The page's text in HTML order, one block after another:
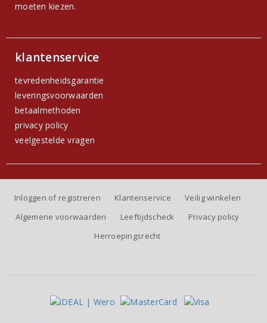
moeten kiezen.
klantenservice
tevredenheidsgarantie
leveringsvoorwaarden
betaalmethoden
privacy policy
veelgestelde vragen
Inloggen of registreren Klantenservice
Veilig winkelen
Algemene voorwaarden
Leeftijdscheck
Privacy policy
Herroepingsrecht